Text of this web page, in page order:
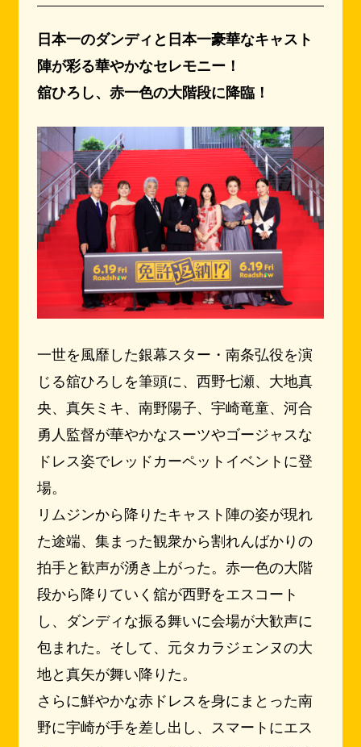
日本一のダンディと日本一豪華なキャスト
陣が彩る華やかなセレモニー！
舘ひろし、赤一色の大階段に降臨！
一世を風靡した銀幕スター・南条弘役を演
じる舘ひろしを筆頭に、西野七瀬、大地真
央、真矢ミキ、南野陽子、宇崎竜童、河合
勇人監督が華やかなスーツやゴージャスな
ドレス姿でレッドカーペットイベントに登
場。
リムジンから降りたキャスト陣の姿が現れ
た途端、集まった観衆から割れんばかりの
拍手と歓声が湧き上がった。赤一色の大階
段から降りていく舘が西野をエスコート
し、ダンディな振る舞いに会場が大歓声に
包まれた。そして、元タカラジェンヌの大
地と真矢が舞い降りた。
さらに鮮やかな赤ドレスを身にまとった南
野に宇崎が手を差し出し、スマートにエス